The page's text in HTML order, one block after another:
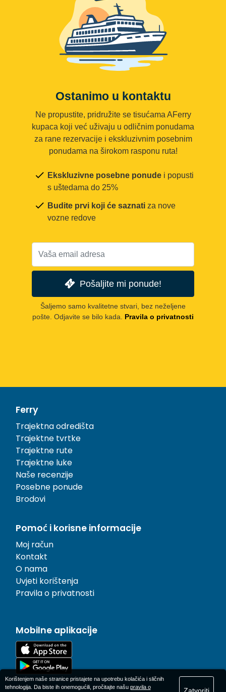
Ostanimo u kontaktu
Ne propustite, pridružite se tisućama AFerry
kupaca koji već uživaju u odličnim ponudama
za rane rezervacije i ekskluzivnim posebnim
ponudama na širokom rasponu ruta!
Ekskluzivne posebne ponude i popusti
s uštedama do 25%
Budite prvi koji će saznati za nove
vozne redove
Pošaljite mi ponude!
Šaljemo samo kvalitetne stvari, bez neželjene
pošte. Odjavite se bilo kada.
Pravila o privatnosti
Ferry
Trajektna odredišta
Trajektne tvrtke
Trajektne rute
Trajektne luke
Naše recenzije
Posebne ponude
Brodovi
Pomoć i korisne informacije
Moj račun
Kontakt
O nama
Uvjeti korištenja
Pravila o privatnosti
Mobilne aplikacije
Korištenjem naše stranice pristajete na upotrebu kolačića i sličnih
tehnologija. Da biste ih onemogućili, pročitajte našu pravila o